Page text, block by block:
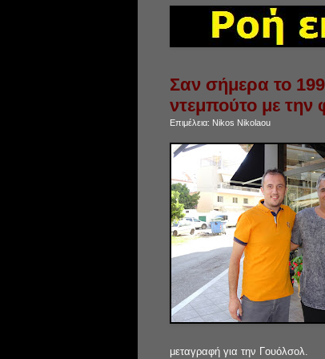
Σαν σήμερα το
ντεμπούτο με την
Επιμέλεια: Nikos Nikolaou
μεταγραφή για την Γουόλσολ.